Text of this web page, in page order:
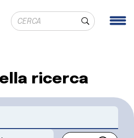
Ricerca globale
Cerca
ricerca